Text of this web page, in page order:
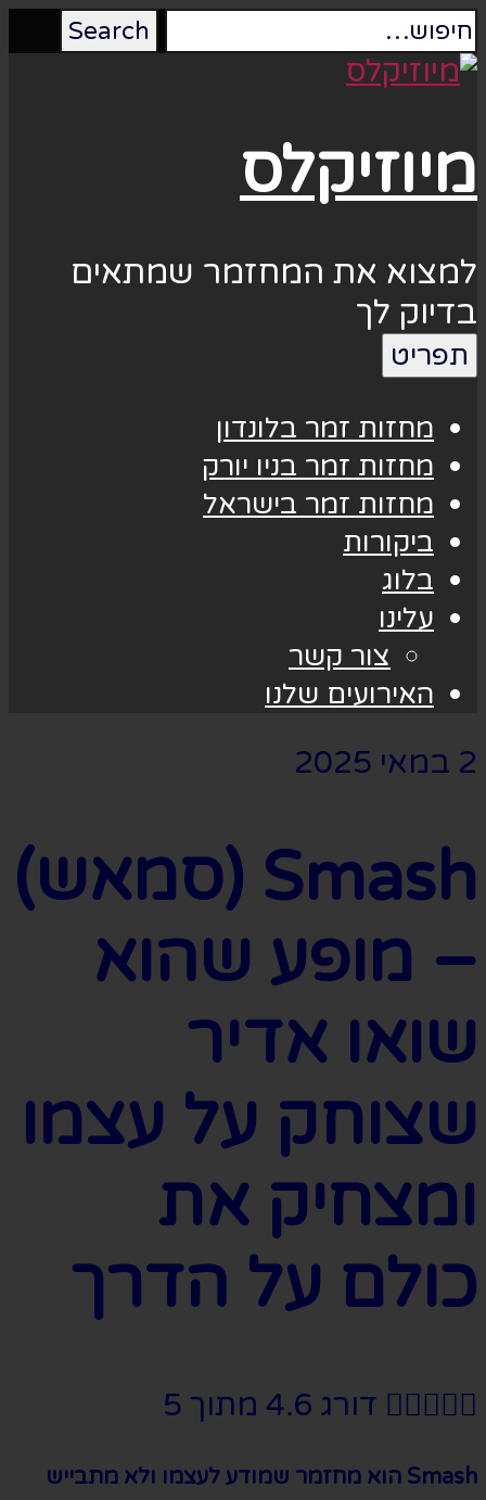
מיוזיקלס
למצוא את המחזמר שמתאים
בדיוק לך
תפריט
מחזות זמר בלונדון
מחזות זמר בניו יורק
מחזות זמר בישראל
ביקורות
בלוג
עלינו
צור קשר
האירועים שלנו
2 במאי 2025
Smash (סמאש)
– מופע שהוא
שואו אדיר
שצוחק על עצמו
ומצחיק את
כולם על הדרך
 דורג 4.6 מתוך 5
Smash הוא מחזמר שמודע לעצמו ולא מתבייש